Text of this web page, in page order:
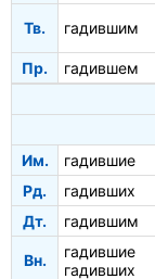
Тв. гадившим
Пр. гадившем
Им.
гадившие
Рд.
гадивших
Дт.
гадившим
Вн.
гадившие
гадивших